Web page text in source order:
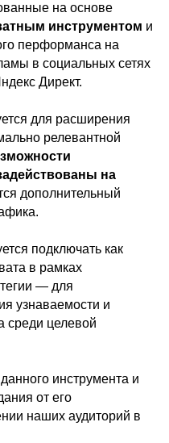
на основе
инструментом и
перформанса на
в социальных сетях
Директ.
для расширения
релевантной
на
дополнительный
подключать как
в рамках
— для
узнаваемости и
среди целевой
инструмента и
от его
наших аудиторий в